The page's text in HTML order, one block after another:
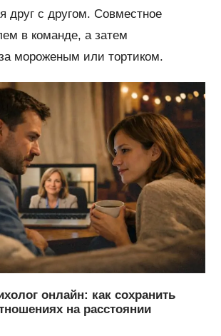
друг с другом. Совместное
в команде, а затем
мороженым или тортиком.
онлайн: как сохранить
на расстоянии